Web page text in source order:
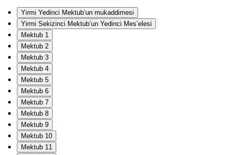
Yirmi Yedinci Mektub’un mukaddimesi
Yirmi Sekizinci Mektub’un Yedinci Mes’elesi
Mektub 1
Mektub 2
Mektub 3
Mektub 4
Mektub 5
Mektub 6
Mektub 7
Mektub 8
Mektub 9
Mektub 10
Mektub 11